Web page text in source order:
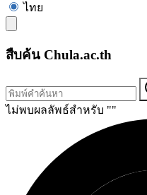
ไทย
สืบค้น Chula.ac.th
ไม่พบผลลัพธ์สำหรับ ""